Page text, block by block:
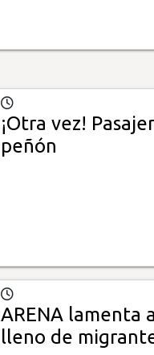
¡Otra vez!
peñón
ARENA lamenta
lleno de